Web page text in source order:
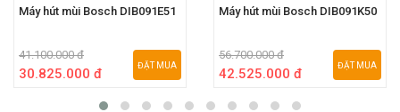
Máy hút mùi Bosch DIB091E51
41.100.000 đ
30.825.000 đ
ĐẶT MUA
Máy hút mùi Bosch DIB091K50
56.700.000 đ
42.525.000 đ
ĐẶT MUA